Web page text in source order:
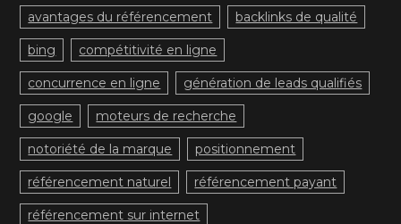
avantages du référencement backlinks de qualité
bing compétitivité en ligne
concurrence en ligne génération de leads qualifiés
google moteurs de recherche
notoriété de la marque positionnement
référencement naturel référencement payant
référencement sur internet